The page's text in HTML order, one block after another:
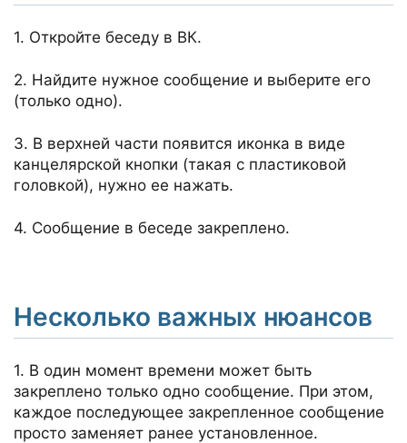
1. Откройте беседу в ВК.
2. Найдите нужное сообщение и выберите его
(только одно).
3. В верхней части появится иконка в виде
канцелярской кнопки (такая с пластиковой
головкой), нужно ее нажать.
4. Сообщение в беседе закреплено.
Несколько важных нюансов
1. В один момент времени может быть
закреплено только одно сообщение. При этом,
каждое последующее закрепленное сообщение
просто заменяет ранее установленное.